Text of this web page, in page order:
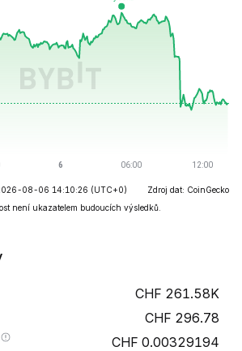
08-06 14:10:26 (UTC+0)
Zdroj dat: CoinGecko
není ukazatelem budoucích výsledků.
261.58K
296.78
0.00329194